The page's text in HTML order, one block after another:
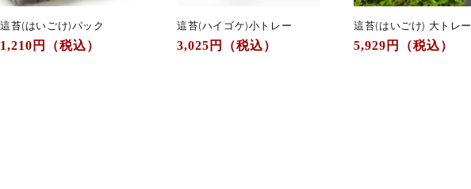
這苔(はいごけ)パック
通
1,210 円（税込）
這苔(ハイゴケ)小トレー
通
3,025 円（税込）
這苔(はいごけ) 大トレー
通
5,929 円（税込）